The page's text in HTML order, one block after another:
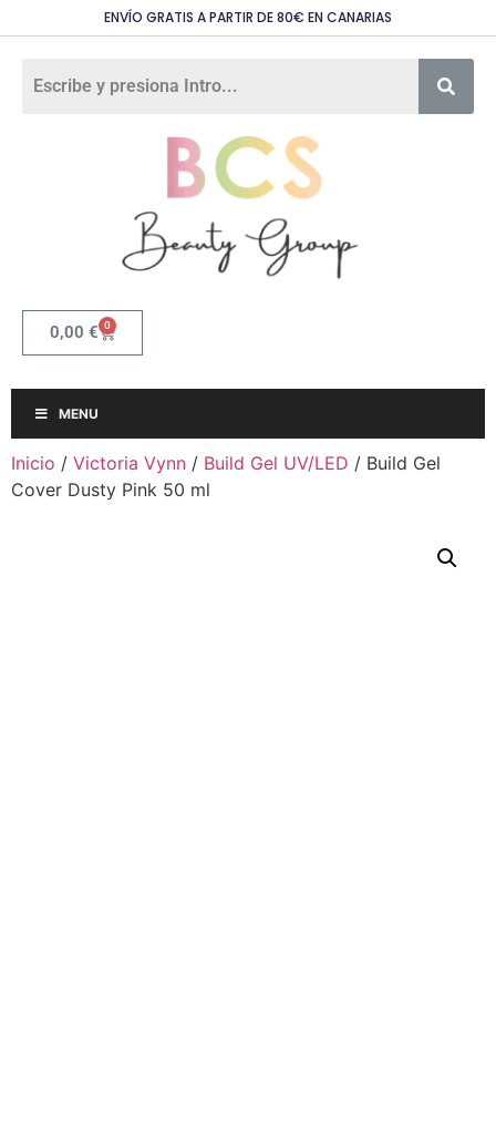
ENVÍO GRATIS A PARTIR DE 80€ EN CANARIAS
0,00 € 0
MENU
Inicio / Victoria Vynn / Build Gel UV/LED / Build Gel
Cover Dusty Pink 50 ml